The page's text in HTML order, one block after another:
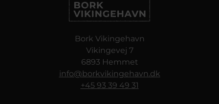
Bork Vikingehavn
Vikingevej 7
6893 Hemmet
info@borkvikingehavn.dk
+45 93 39 49 31